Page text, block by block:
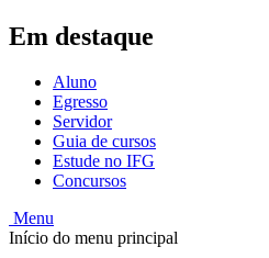
Em destaque
Aluno
Egresso
Servidor
Guia de cursos
Estude no IFG
Concursos
Menu
Início do menu principal